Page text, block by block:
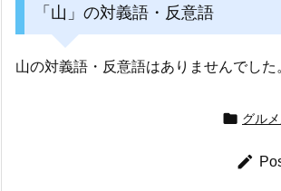
「山」の対義語・反意語
山の対義語・反意語はありませんでした
 グル
